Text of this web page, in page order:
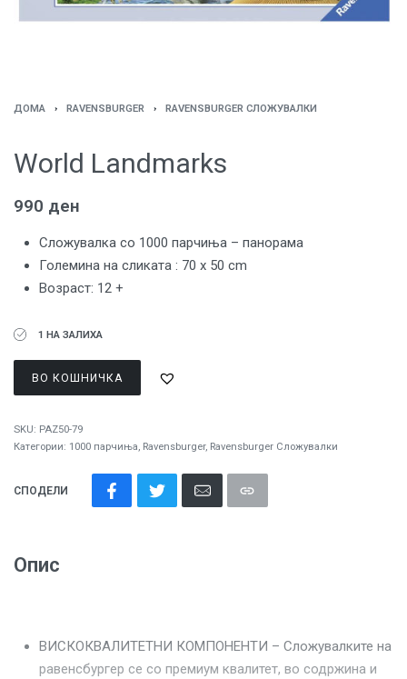
ДОМА › RAVENSBURGER › RAVENSBURGER СЛОЖУВАЛКИ
World Landmarks
990 ден
Сложувалка со 1000 парчиња – панорама
Големина на сликата : 70 x 50 cm
Возраст: 12 +
1 НА ЗАЛИХА
ВО КОШНИЧКА
SKU: PAZ50-79
Категории: 1000 парчиња, Ravensburger, Ravensburger Сложувалки
СПОДЕЛИ
Опис
ВИСКОКВАЛИТЕТНИ КОМПОНЕНТИ – Сложувалките на
равенсбургер се со премиум квалитет, во содржина и